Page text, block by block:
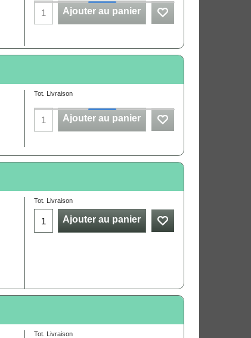
Ajouter au panier
Tot. Livraison
Ajouter au panier
Tot. Livraison
Ajouter au panier
Tot. Livraison